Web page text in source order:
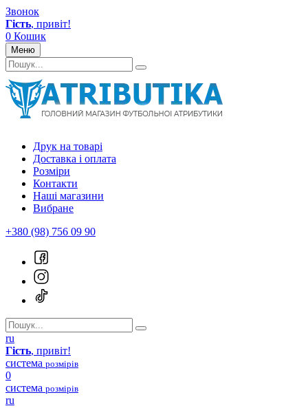
Звонок
Гість, привіт!
0 Кошик
Меню
Друк на товарі
Доставка і оплата
Розміри
Контакти
Наші магазини
Вибране
+380 (98) 756 09 90
ru
Гість, привіт!
система розмірів
0
система розмірів
ru